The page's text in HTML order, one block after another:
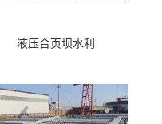
液压合页坝水利